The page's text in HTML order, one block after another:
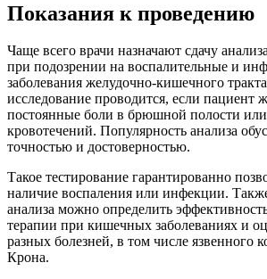
Показания к проведению
Чаще всего врачи назначают сдачу
при подозрении на воспалительные и
заболевания желудочно-кишечного
исследование проводится, если пациент
постоянные боли в брюшной полости
кровотечений. Популярность анализа
точностью и достоверностью.
Такое тестирование гарантированно
наличие воспаления или инфекции.
анализа можно определить
терапии при кишечных заболеваниях и
разных болезней, в том числе язвенного
Крона.